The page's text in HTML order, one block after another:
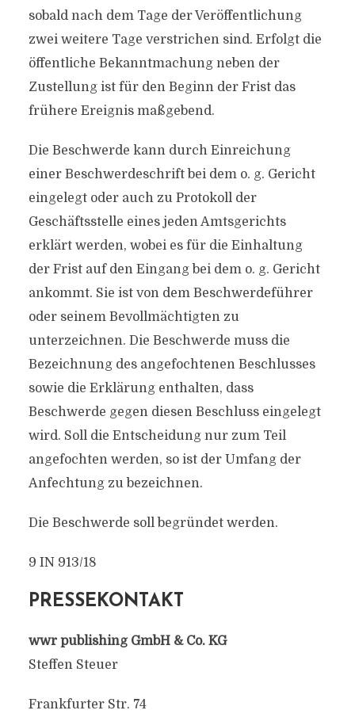
sobald nach dem Tage der Veröffentlichung
zwei weitere Tage verstrichen sind. Erfolgt die
öffentliche Bekanntmachung neben der
Zustellung ist für den Beginn der Frist das
frühere Ereignis maßgebend.
Die Beschwerde kann durch Einreichung
einer Beschwerdeschrift bei dem o. g. Gericht
eingelegt oder auch zu Protokoll der
Geschäftsstelle eines jeden Amtsgerichts
erklärt werden, wobei es für die Einhaltung
der Frist auf den Eingang bei dem o. g. Gericht
ankommt. Sie ist von dem Beschwerdeführer
oder seinem Bevollmächtigten zu
unterzeichnen. Die Beschwerde muss die
Bezeichnung des angefochtenen Beschlusses
sowie die Erklärung enthalten, dass
Beschwerde gegen diesen Beschluss eingelegt
wird. Soll die Entscheidung nur zum Teil
angefochten werden, so ist der Umfang der
Anfechtung zu bezeichnen.
Die Beschwerde soll begründet werden.
9 IN 913/18
PRESSEKONTAKT
wwr publishing GmbH & Co. KG
Steffen Steuer
Frankfurter Str. 74